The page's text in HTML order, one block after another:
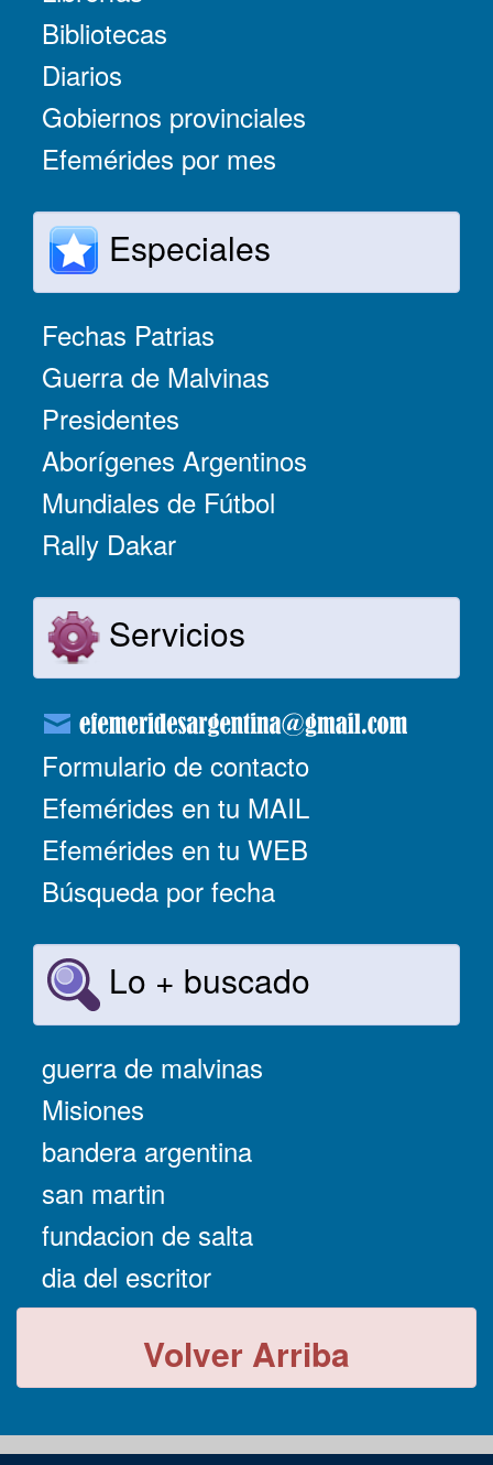
Bibliotecas
Diarios
Gobiernos provinciales
Efemérides por mes
Especiales
Fechas Patrias
Guerra de Malvinas
Presidentes
Aborígenes Argentinos
Mundiales de Fútbol
Rally Dakar
Servicios
Formulario de contacto
Efemérides en tu MAIL
Efemérides en tu WEB
Búsqueda por fecha
Lo + buscado
guerra de malvinas
Misiones
bandera argentina
san martin
fundacion de salta
dia del escritor
Volver Arriba